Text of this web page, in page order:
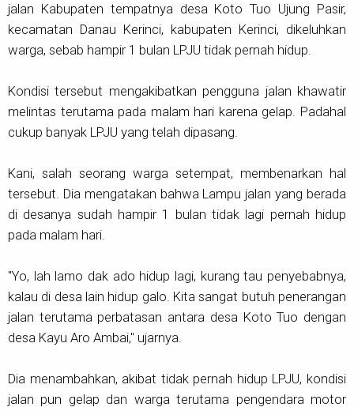
jalan Kabupaten tempatnya desa Koto Tuo Ujung Pasir,
kecamatan Danau Kerinci, kabupaten Kerinci, dikeluhkan
warga, sebab hampir 1 bulan LPJU tidak pernah hidup.
Kondisi tersebut mengakibatkan pengguna jalan khawatir
melintas terutama pada malam hari karena gelap. Padahal
cukup banyak LPJU yang telah dipasang.
Kani, salah seorang warga setempat, membenarkan hal
tersebut. Dia mengatakan bahwa Lampu jalan yang berada
di desanya sudah hampir 1 bulan tidak lagi pernah hidup
pada malam hari.
"Yo, lah lamo dak ado hidup lagi, kurang tau penyebabnya,
kalau di desa lain hidup galo. Kita sangat butuh penerangan
jalan terutama perbatasan antara desa Koto Tuo dengan
desa Kayu Aro Ambai," ujarnya.
Dia menambahkan, akibat tidak pernah hidup LPJU, kondisi
jalan pun gelap dan warga terutama pengendara motor